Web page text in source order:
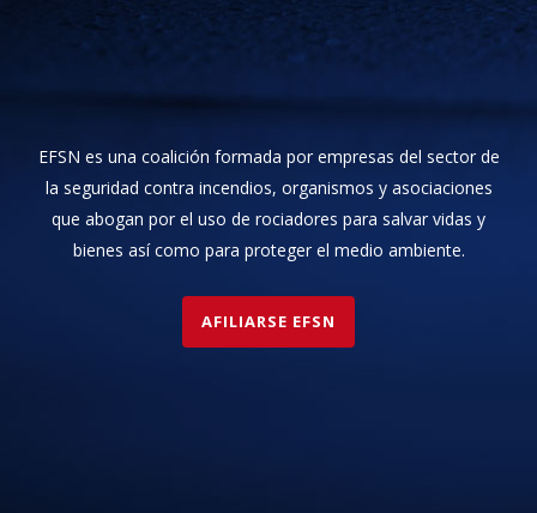
EFSN es una coalición formada por empresas del sector de
la seguridad contra incendios, organismos y asociaciones
que abogan por el uso de rociadores para salvar vidas y
bienes así como para proteger el medio ambiente.
AFILIARSE EFSN